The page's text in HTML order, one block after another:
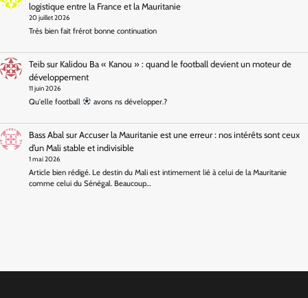
logistique entre la France et la Mauritanie
20 juillet 2026
Très bien fait frérot bonne continuation
Teibsur Kalidou Ba « Kanou » : quand le football devient un moteur de
développement
11 juin 2026
Qu'elle football avons ns développer.?
Bass Abal sur Accuser la Mauritanie est une erreur : nos intérêts sont ceux
d’un Mali stable et indivisible
1 mai 2026
Article bien rédigé. Le destin du Mali est intimement lié à celui de la Mauritanie
comme celui du Sénégal. Beaucoup…